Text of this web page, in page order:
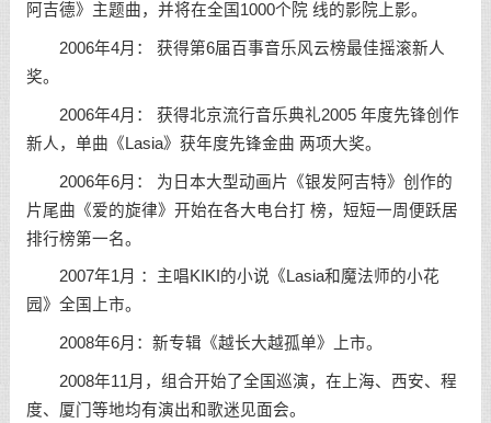
阿吉德》主题曲，并将在全国1000个院 线的影院上影。
2006年4月： 获得第6届百事音乐风云榜最佳摇滚新人
奖。
2006年4月： 获得北京流行音乐典礼2005 年度先锋创作
新人，单曲《Lasia》获年度先锋金曲 两项大奖。
2006年6月： 为日本大型动画片《银发阿吉特》创作的
片尾曲《爱的旋律》开始在各大电台打 榜，短短一周便跃居
排行榜第一名。
2007年1月 ：主唱KIKI的小说《Lasia和魔法师的小花
园》全国上市。
2008年6月：新专辑《越长大越孤单》上市。
2008年11月，组合开始了全国巡演，在上海、西安、程
度、厦门等地均有演出和歌迷见面会。